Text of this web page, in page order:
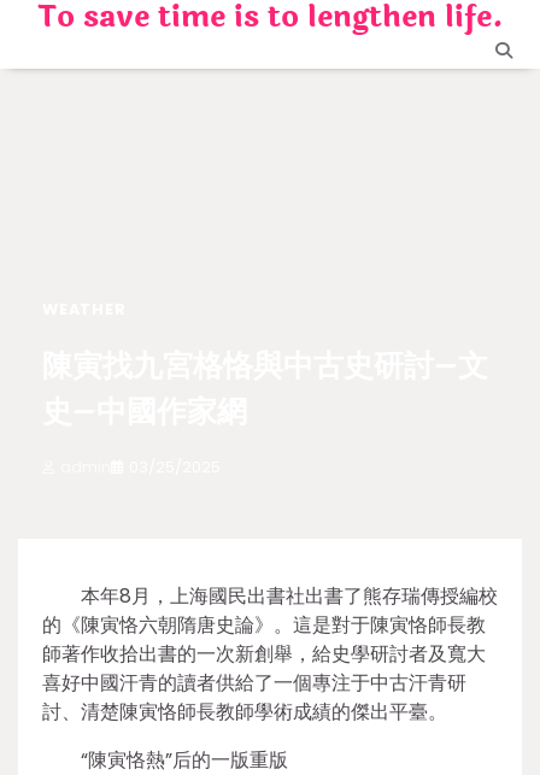
content
To save time is to lengthen life.
本年8月，上海國民出書社出書了熊存瑞傳授編校
的《陳寅恪六朝隋唐史論》。這是對于陳寅恪師長教
師著作收拾出書的一次新創舉，給史學研討者及寬大
喜好中國汗青的讀者供給了一個專注于中古汗青研
討、清楚陳寅恪師長教師學術成績的傑出平臺。
“陳寅恪熱”后的一版重版